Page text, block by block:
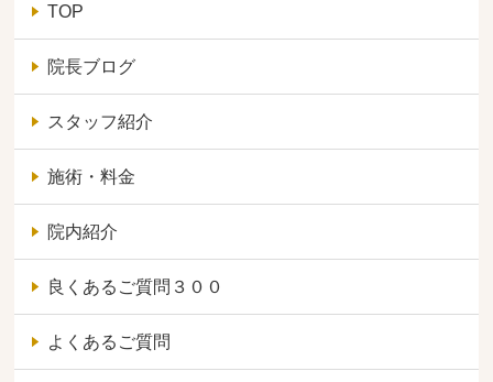
TOP
院長ブログ
スタッフ紹介
施術・料金
院内紹介
良くあるご質問３００
よくあるご質問